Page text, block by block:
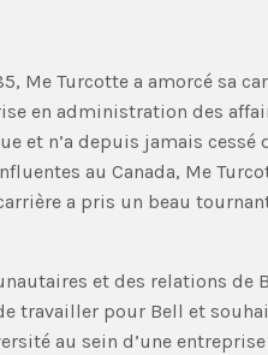
Me Turcotte a amorcé sa
en administration des
et n’a depuis jamais
au Canada, Me
a pris un beau
et des relations de
travailler pour Bell et
au sein d’une